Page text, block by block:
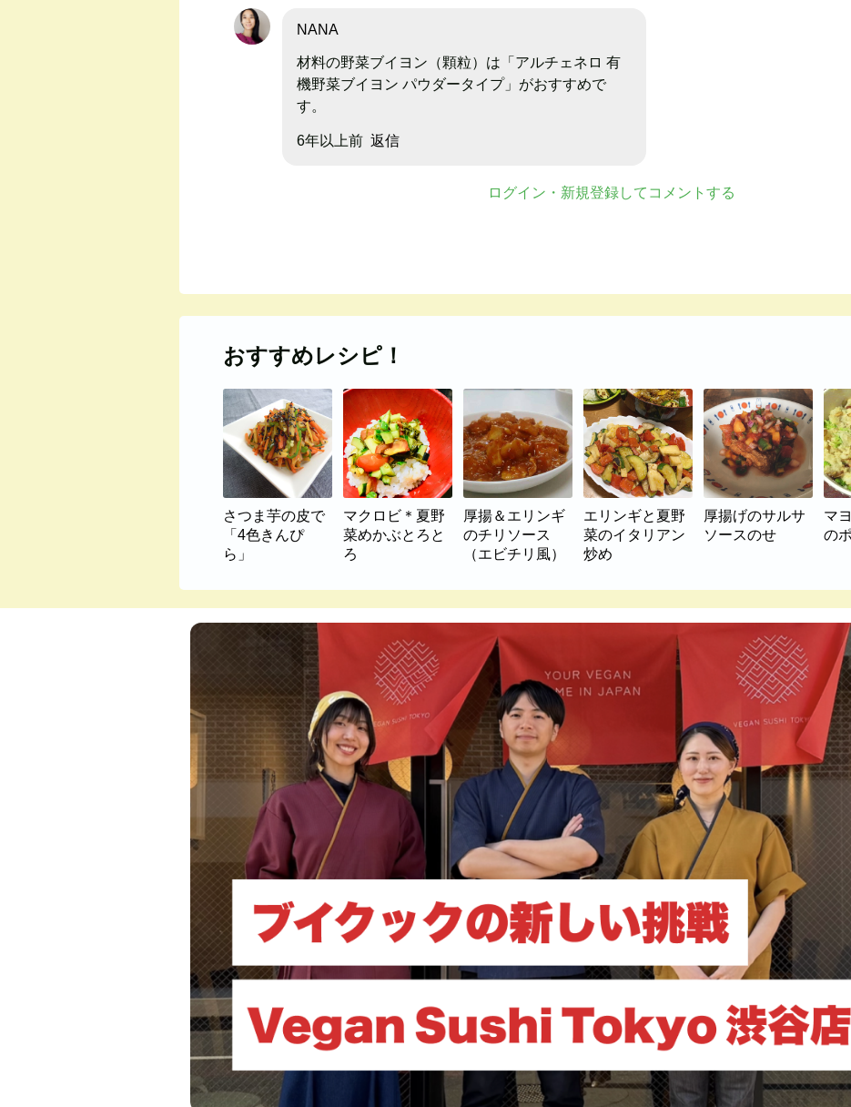
NANA
材料の野菜ブイヨン（顆粒）は「アルチェネロ 有
機野菜ブイヨン パウダータイプ」がおすすめで
す。
6年以上前 返信
ログイン・新規登録してコメントする
おすすめレシピ！
さつま芋の皮で
「4色きんぴ
ら」
マクロビ＊夏野
菜めかぶとろと
ろ
厚揚＆エリンギ
のチリソース
（エビチリ風）
エリンギと夏野
菜のイタリアン
炒め
厚揚げのサルサ
ソースのせ
マ
の